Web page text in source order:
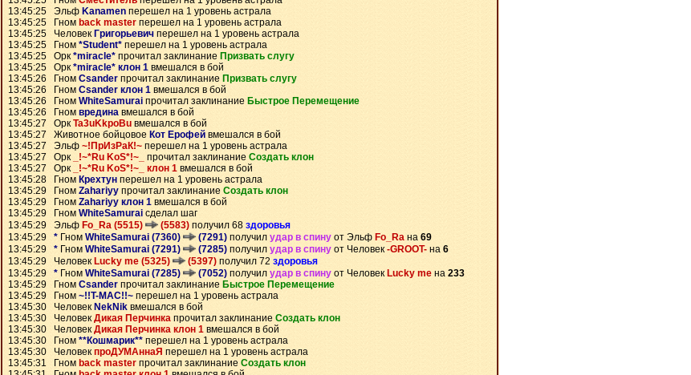
13:45:25 Эльф Kanamen перешел на 1 уровень астрала
13:45:25 Гном back master перешел на 1 уровень астрала
13:45:25 Человек Григорьевич перешел на 1 уровень астрала
13:45:25 Гном *Student* перешел на 1 уровень астрала
13:45:25 Орк*miracle* прочитал заклинание Призвать слугу
13:45:25 Орк*miracle* клон 1 вмешался в бой
13:45:26 Гном Csander прочитал заклинание Призвать слугу
13:45:26 Гном Csander клон 1 вмешался в бой
13:45:26 Гном WhiteSamurai прочитал заклинание Быстрое Перемещение
13:45:26 Гном вредина вмешался в бой
13:45:27 ОркTa3uKkpoBu вмешался в бой
13:45:27 Животное бойцовое Кот Ерофей вмешался в бой
13:45:27 Эльф ~!ПрИзРаК!~ перешел на 1 уровень астрала
13:45:27 Орк
_!~*Ru KoS*!~_ прочитал заклинание Создать клон
13:45:27 Орк
_!~*Ru KoS*!~_ клон 1 вмешался в бой
13:45:28 Гном Крехтун перешел на 1 уровень астрала
13:45:29 Гном Zahariyy прочитал заклинание Создать клон
13:45:29 Гном Zahariyy клон 1 вмешался в бой
13:45:29 Гном WhiteSamurai сделал шаг
13:45:29 Эльф Fo_Ra (5515) (5583) получил 68 здоровья
13:45:29 * Гном WhiteSamurai (7360) (7291) получил удар в спину от Эльф Fo_Ra на 69
13:45:29 * Гном WhiteSamurai (7291) (7285) получил удар в спину от Человек-GROOT- на 6
13:45:29 Человек Lucky me (5325) (5397) получил 72 здоровья
13:45:29 * Гном WhiteSamurai (7285) (7052) получил удар в спину от Человек Lucky me на 233
13:45:29 Гном Csander прочитал заклинание Быстрое Перемещение
13:45:29 Гном ~!!T-MAC!!~ перешел на 1 уровень астрала
13:45:30 Человек NekNik вмешался в бой
13:45:30 ЧеловекДикая Перчинка прочитал заклинание Создать клон
13:45:30 ЧеловекДикая Перчинка клон 1 вмешался в бой
13:45:30 Гном **Кошмарик** перешел на 1 уровень астрала
13:45:30 ЧеловекпроДУМАннаЯ перешел на 1 уровень астрала
13:45:31 Гном back master прочитал заклинание Создать клон